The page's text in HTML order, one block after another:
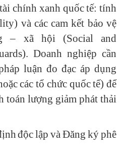
chính xanh quốc tế: tính
và các cam kết bảo vệ
– xã hội (Social and
Doanh nghiệp cần
luận đo đạc áp dụng
các tổ chức quốc tế) để
toán lượng giảm phát thải
độc lập và Đăng ký phê